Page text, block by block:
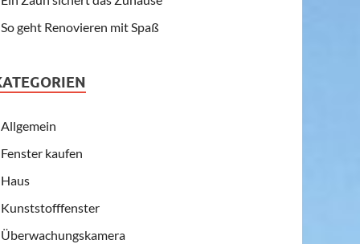
So geht Renovieren mit Spaß
Allgemein
Fenster kaufen
Haus
Kunststofffenster
Überwachungskamera